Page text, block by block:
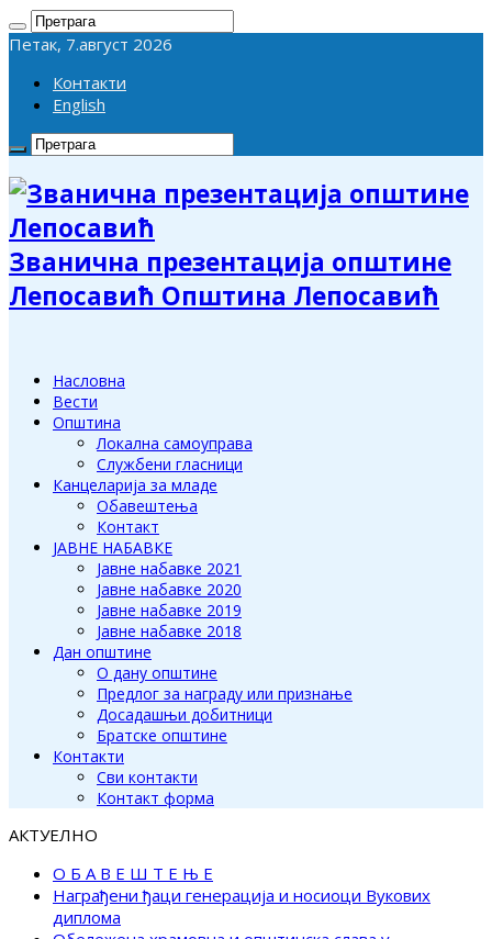
Петак, 7.август 2026
Контакти
English
Званична презентација општине
Лепосавић Општина Лепосавић
Насловна
Вести
Општина
Локална самоуправа
Службени гласници
Канцеларија за младе
Обавештења
Контакт
ЈАВНЕ НАБАВКЕ
Јавне набавке 2021
Јавне набавке 2020
Јавне набавке 2019
Јавне набавке 2018
Дан општине
О дану општине
Предлог за награду или признање
Досадашњи добитници
Братске општине
Контакти
Сви контакти
Контакт форма
АКТУЕЛНО
О Б А В Е Ш Т Е Њ Е
Награђени ђаци генерација и носиоци Вукових
диплома